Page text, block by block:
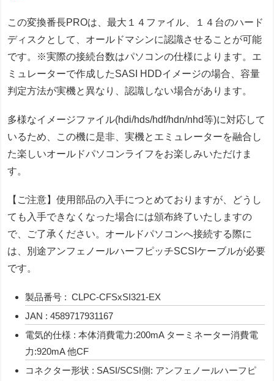
この変換番長PROは、最大１４ファイル、１４台のハード
ディスクとして、オールドマシンに認識させることが可能
です。※実際の接続台数はパソコンの仕様によります。エ
ミュレーターで作成したSASI HDDイメージの場合、容量
判定方法が実機と異なり、認識しない場合があります。
多様なイメージファイル(hdi/hds/hdf/hdn/nhd等)に対応して
いるため、この機に是非、実機とエミュレーターを融合し
た楽しいオールドパソコンライフをお楽しみいただけま
す。
【ご注意】使用部品の入手につとめておりますが、どうし
ても入手できなくなった場合には頒布終了いたしますの
で、ご了承ください。オールドパソコンへ接続する際に
は、別途アンフェノールハーフピッチSCSIケーブルが必要
です。
製品番号 : CLPC-CFSxSI321-EX
JAN : 4589717931167
電気的仕様 : 本体消費電力:200mA ターミネーター消費電
力:920mA 他CF
コネクター形状 : SASI/SCSI側: アンフェノールハーフピ